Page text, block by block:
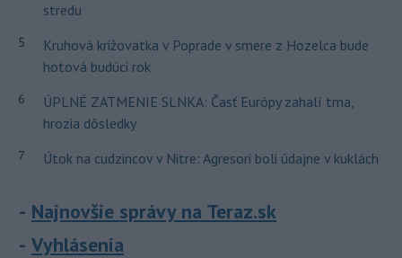
stredu
5
Kruhová križovatka v Poprade v smere z Hozelca bude
hotová budúci rok
6
ÚPLNÉ ZATMENIE SLNKA: Časť Európy zahalí tma,
hrozia dôsledky
7 Útok na cudzincov v Nitre: Agresori boli údajne v kuklách
Najnovšie správy na Teraz.sk
Vyhlásenia